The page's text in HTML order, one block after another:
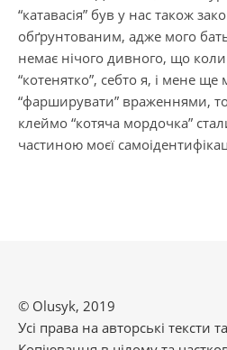
“катавасія” був у нас також
обґрунтованим, адже мого
немає нічого дивного, що
“котенятко”, себто я, і мене
“фарширувати” враженнями,
клеймо “котяча мордочка”
частиною моєї
© Olusyk, 2019
Усі права на авторські тексти